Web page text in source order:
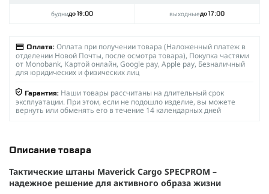
буднидо 19:00 выходныедо 17:00
Оплата: Оплата при получении товара (Наложенный платеж в
отделении Новой Почты, после осмотра товара), Покупка частями
от Monobank, Картой онлайн, Google pay, Apple pay, Безналичный
для юридических и физических лиц
Гарантия: Наши товары рассчитаны на длительный срок
эксплуатации. При этом, если не подошло изделие, вы можете
вернуть или обменять его в течение 14 календарных дней
Описание товара
Тактические штаны Maverick Cargo SPECPROM –
надежное решение для активного образа жизни